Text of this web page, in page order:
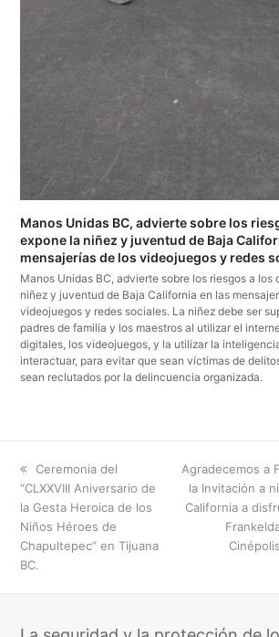
Manos Unidas BC, advierte sobre los
expone la niñez y juventud de Baja
mensajerías de los videojuegos y redes
Manos Unidas BC, advierte sobre los riesgos a los
niñez y juventud de Baja California en las
videojuegos y redes sociales. La niñez debe ser
padres de familia y los maestros al utilizar el
digitales, los videojuegos, y la utilizar la
interactuar, para evitar que sean víctimas de
sean reclutados por la delincuencia organizada.
previous
post:
Ceremonia del
“CLXXVIII Aniversario de
la Gesta Heroica de los
Niños Héroes de
Chapultepec” en Tijuana
BC.
next
post:
Agradecemos a
la Invitación a
California a